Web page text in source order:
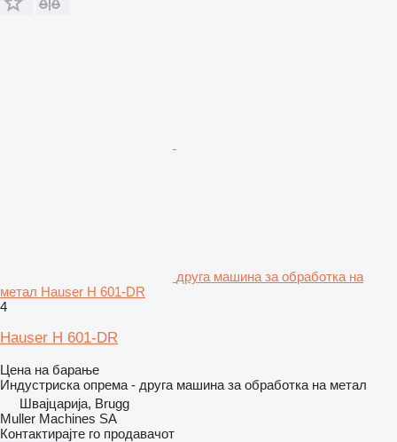
друга машина за обработка на
метал Hauser H 601-DR
4
Hauser H 601-DR
Цена на барање
Индустриска опрема - друга машина за обработка на метал
Швајцарија, Brugg
Muller Machines SA
Контактирајте го продавачот